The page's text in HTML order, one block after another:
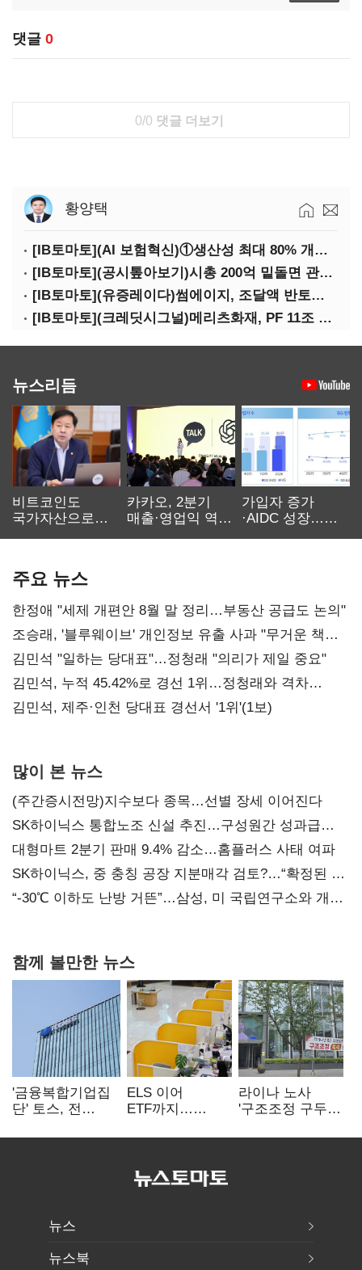
댓글 0
0/0 댓글 더보기
황양택
[IB토마토](AI 보험혁신)①생산성 최대 80% 개선…현실은 '실행 격차'
[IB토마토](공시톺아보기)시총 200억 밑돌면 관리종목…상폐 피하려면
[IB토마토](유증레이다)썸에이지, 조달액 반토막…시총 200억 못 넘으면 철회
[IB토마토](크레딧시그널)메리츠화재, PF 11조 노출…부동산 사업성 저하 우려
뉴스리듬
비트코인도
국가자산으로…'
카카오, 2분기
매출·영업익 역대
가입자 증가
·AIDC 성장…
주요 뉴스
한정애 "세제 개편안 8월 말 정리…부동산 공급도 논의"
조승래, '블루웨이브' 개인정보 유출 사과 "무거운 책임
통감"
김민석 "일하는 당대표"…정청래 "의리가 제일 중요"
김민석, 누적 45.42%로 경선 1위…정청래와 격차
0.86%p(2보)
김민석, 제주·인천 당대표 경선서 '1위'(1보)
많이 본 뉴스
(주간증시전망)지수보다 종목…선별 장세 이어진다
SK하이닉스 통합노조 신설 추진…구성원간 성과급
불만 확산
대형마트 2분기 판매 9.4% 감소…홈플러스 사태 여파
SK하이닉스, 중 충칭 공장 지분매각 검토?…“확정된 바
없어”
“-30℃ 이하도 난방 거뜬”…삼성, 미 국립연구소와 개발
함께 볼만한 뉴스
'금융복합기업집
단' 토스, 전
표준화
ELS 이어
ETF까지…
제동 걸린 은행
라이나 노사
'구조조정 구두
뉴스
뉴스북